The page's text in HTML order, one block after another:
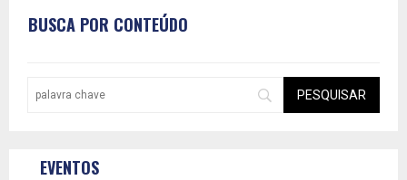
BUSCA POR CONTEÚDO
EVENTOS